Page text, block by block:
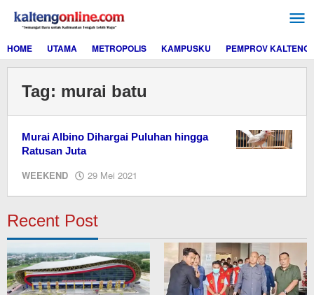
konten
HOME
UTAMA METROPOLIS KAMPUSKU PEMPROV KALTENG
Tag: murai batu
Murai Albino Dihargai Puluhan hingga
Ratusan Juta
WEEKEND 29 Mei 2021
kaltengonline.com
Recent Post